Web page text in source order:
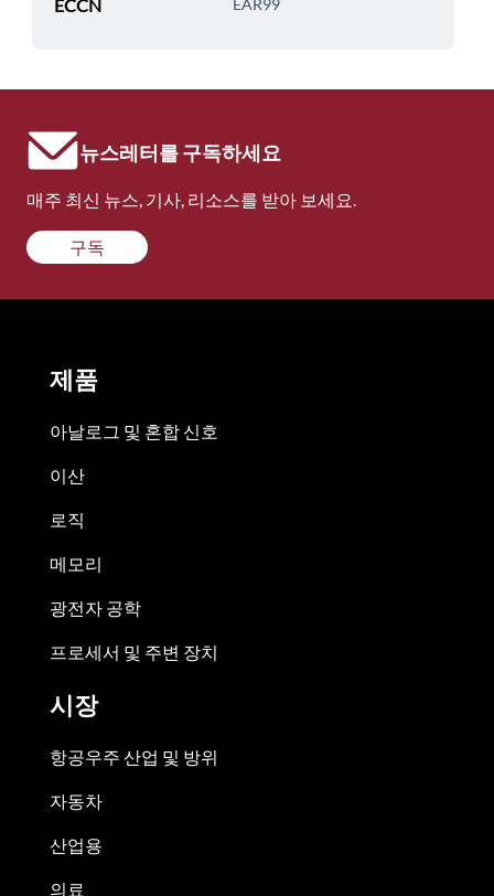
ECCN EAR99
뉴스레터를 구독하세요
매주 최신 뉴스, 기사, 리소스를 받아 보세요.
구독
제품
아날로그 및 혼합 신호
이산
로직
메모리
광전자 공학
프로세서 및 주변 장치
시장
항공우주 산업 및 방위
자동차
산업용
의료